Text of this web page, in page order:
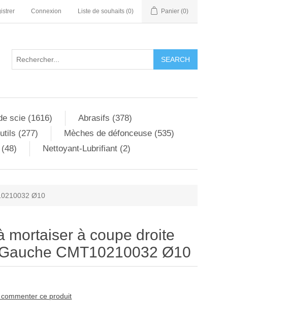
Connexion Liste de souhaits (0) Panier (0)
scie (1616)
Abrasifs (378)
(277)
Mèches de défonceuse (535)
Nettoyant-Lubrifiant (2)
Ø10
mortaiser à coupe droite
CMT10210032 Ø10
ce produit